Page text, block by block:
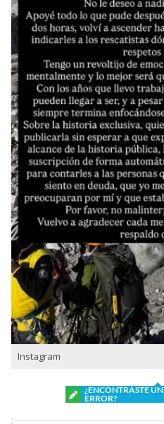
Instagram
¿ENCONTRASTE UN
ERROR?